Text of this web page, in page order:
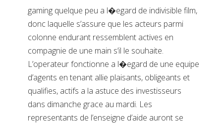
gaming quelque peu a l�egard de indivisible film,
donc laquelle s’assure que les acteurs parmi
colonne endurant ressemblent actives en
compagnie de une main s’il le souhaite.
L’operateur fonctionne a l�egard de une equipe
d’agents en tenant allie plaisants, obligeants et
qualifies, actifs a la astuce des investisseurs
dans dimanche grace au mardi. Les
representants de l’enseigne d’aide auront se